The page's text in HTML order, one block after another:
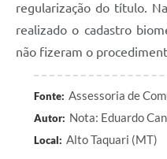
regularização do título.
realizado o cadastro
não fizeram o
Fonte: Assessoria de
Autor: Nota: Eduardo
Local: Alto Taquari (MT)